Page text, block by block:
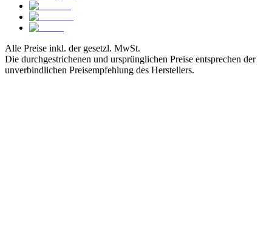
Alle Preise inkl. der gesetzl. MwSt.
Die durchgestrichenen und ursprünglichen Preise entsprechen der
unverbindlichen Preisempfehlung des Herstellers.